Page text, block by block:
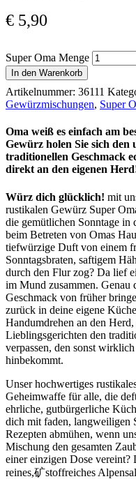
€ 5,90
Super Oma Menge
In den Warenkorb
Artikelnummer: 36111
Gewürzmischungen, Super
Oma weiß es einfach am
Gewürz holen Sie sich den
traditionellen Geschmack
direkt an den eigenen
Würz dich glücklich! mit
rustikalen Gewürz Super
die gemütlichen Sonntage in
beim Betreten von Omas
tiefwürzige Duft von einem
Sonntagsbraten, saftigem
durch den Flur zog? Da lief
im Mund zusammen. Genau
Geschmack von früher
zurück in deine eigene
Handumdrehen an den
Lieblingsgerichten den
verpassen, den sonst
hinbekommt.
Unser hochwertiges
Geheimwaffe für alle, die
ehrliche, gutbürgerliche
dich mit faden, langweiligen
Rezepten abmühen, wenn
Mischung den gesamten
einer einzigen Dose vereint?
reines,矿stoffreiches